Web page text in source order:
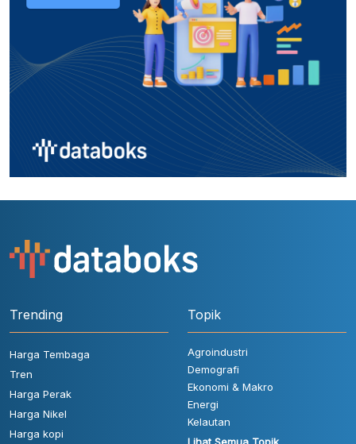
Trending
Harga Tembaga
Tren
Harga Perak
Harga Nikel
Harga kopi
Topik
Agroindustri
Demografi
Ekonomi & Makro
Energi
Kelautan